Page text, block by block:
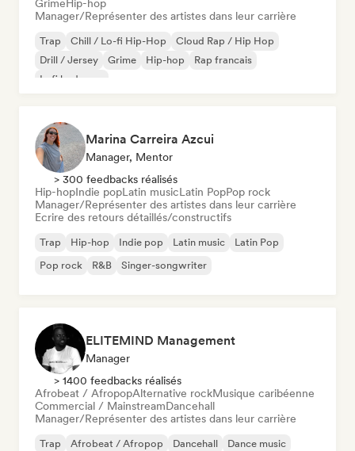
GrimeHip-hop
Manager/Représenter des artistes dans leur carrière
Trap Chill / Lo-fi Hip-Hop
Cloud Rap / Hip Hop
Drill / Jersey
Grime Hip-hop
Rap francais
Lofi bedroom
Marina Carreira Azcui
Manager, Mentor
> 300 feedbacks réalisés
Hip-hopIndie popLatin musicLatin PopPop rock
Manager/Représenter des artistes dans leur carrière
Ecrire des retours détaillés/constructifs
Trap Hip-hop Indie pop Latin music
Latin Pop
Pop rock
R&B Singer-songwriter
ELITEMIND Management
Manager
> 1400 feedbacks réalisés
Afrobeat / AfropopAlternative rockMusique caribéenne
Commercial / MainstreamDancehall
Manager/Représenter des artistes dans leur carrière
Trap Afrobeat / Afropop Dancehall
Dance music